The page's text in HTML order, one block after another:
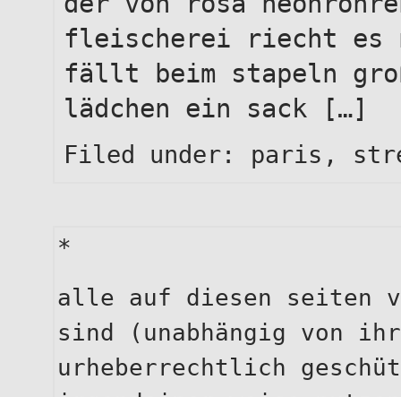
fleischerei riecht es
fällt beim stapeln
lädchen ein sack […]
Filed under: paris ,
*
alle auf diesen seiten
sind (unabhängig von
urheberrechtlich